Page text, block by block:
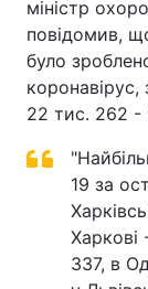
міністр
повідомив,
було
22 тис. 262 -
19 за
Харкові
337, в